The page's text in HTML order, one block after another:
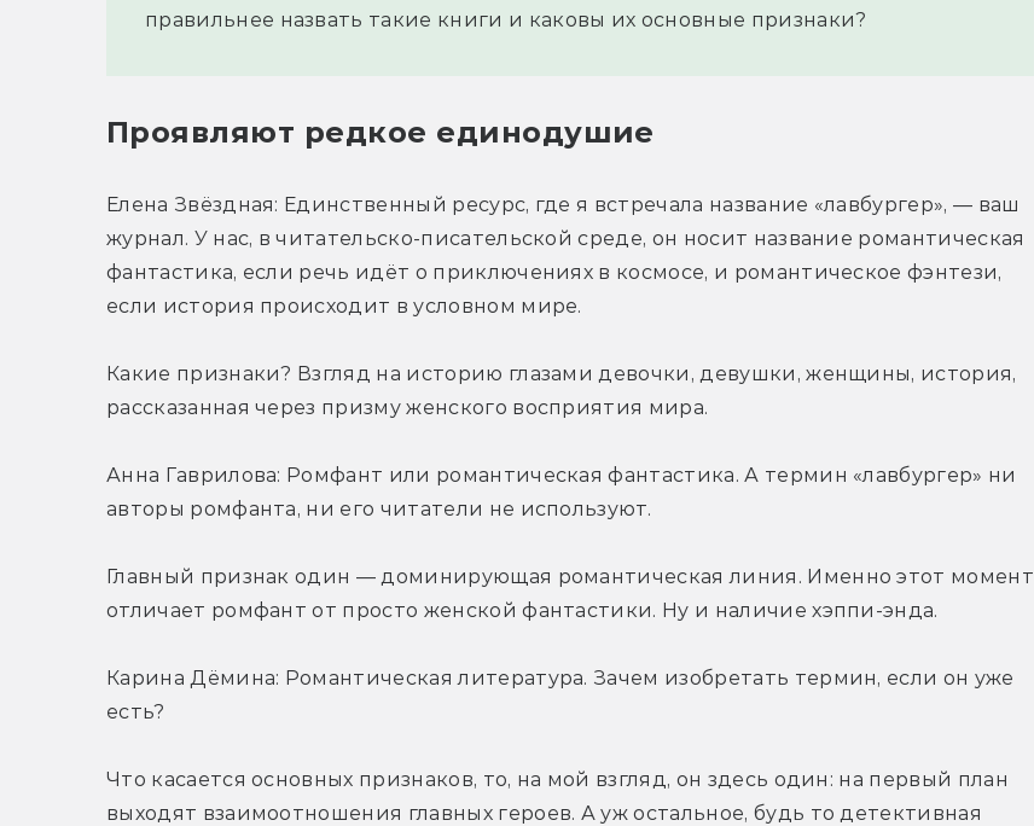
правильнее назвать такие книги и каковы их основные признаки?
Проявляют редкое единодушие
Елена Звёздная: Единственный ресурс, где я встречала название «лавбургер», — ваш
журнал. У нас, в читательско-писательской среде, он носит название романтическая
фантастика, если речь идёт о приключениях в космосе, и романтическое фэнтези,
если история происходит в условном мире.
Какие признаки? Взгляд на историю глазами девочки, девушки, женщины, история,
рассказанная через призму женского восприятия мира.
Анна Гаврилова: Ромфант или романтическая фантастика. А термин «лавбургер» ни
авторы ромфанта, ни его читатели не используют.
Главный признак один — доминирующая романтическая линия. Именно этот момент
отличает ромфант от просто женской фантастики. Ну и наличие хэппи-энда.
Карина Дёмина: Романтическая литература. Зачем изобретать термин, если он уже
есть?
Что касается основных признаков, то, на мой взгляд, он здесь один: на первый план
выходят взаимоотношения главных героев. А уж остальное, будь то детективная